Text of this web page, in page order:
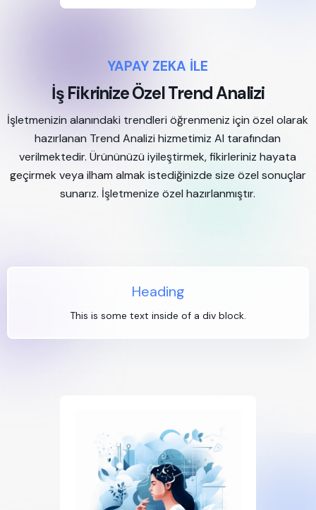
YAPAY ZEKA İLE
İş Fikrinize Özel Trend Analizi
İşletmenizin alanındaki trendleri öğrenmeniz için özel olarak
hazırlanan Trend Analizi hizmetimiz AI tarafından
verilmektedir. Ürününüzü iyileştirmek, fikirleriniz hayata
geçirmek veya ilham almak istediğinizde size özel sonuçlar
sunarız. İşletmenize özel hazırlanmıştır.
Heading
This is some text inside of a div block.